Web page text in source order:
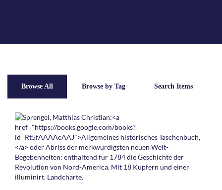
Browse All Browse by Tag Search Items